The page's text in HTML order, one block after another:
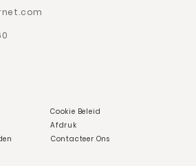
Cookie Beleid
Afdruk
Contacteer Ons